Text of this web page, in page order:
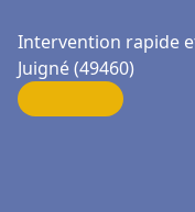
Intervention rapide
Juigné (49460)